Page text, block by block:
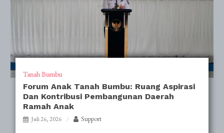
Tanah Bumbu
Forum Anak Tanah Bumbu: Ruang Aspirasi
Dan Kontribusi Pembangunan Daerah
Ramah Anak
Juli 26, 2026 Support